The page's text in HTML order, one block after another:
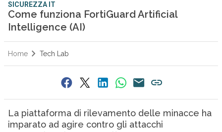
SICUREZZA IT
Come funziona FortiGuard Artificial
Intelligence (AI)
Home Tech Lab
La piattaforma di rilevamento delle minacce ha
imparato ad agire contro gli attacchi